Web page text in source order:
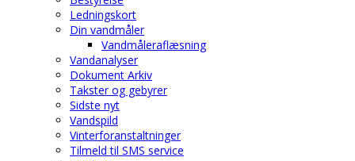
Ledningskort
Din vandmåler
Vandmåleraflæsning
Vandanalyser
Dokument Arkiv
Takster og gebyrer
Sidste nyt
Vandspild
Vinterforanstaltninger
Tilmeld til SMS service